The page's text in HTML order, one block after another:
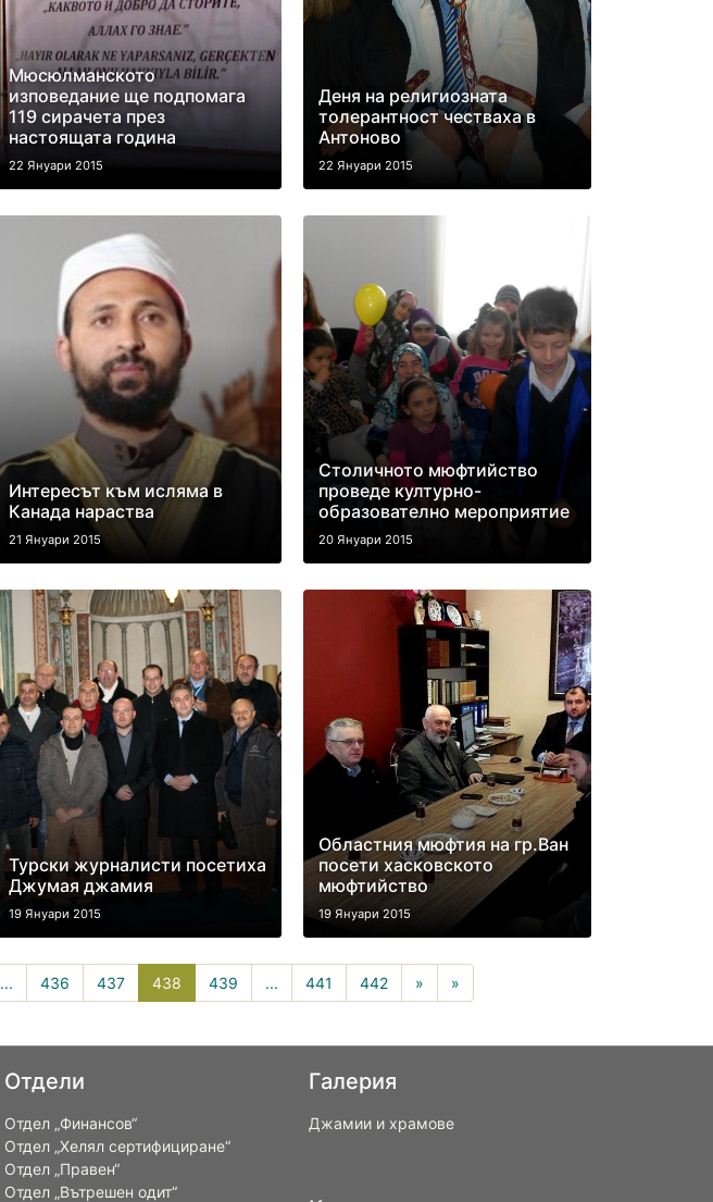
Мюсюлманското
изповедание ще подпомага
119 сирачета през
настоящата година
22 Януари 2015
Деня на религиозната
толерантност честваха в
Антоново
22 Януари 2015
Интересът към исляма в
Канада нараства
21 Януари 2015
Столичното мюфтийство
проведе културно-
образователно мероприятие
20 Януари 2015
Турски журналисти посетиха
Джумая джамия
19 Януари 2015
Областния мюфтия на гр.Ван
посети хасковското
мюфтийство
19 Януари 2015
... 436 437 438 438(current)
439 ... 441 442 » »
Отдели
Отдел „Финансов“
Отдел „Хелял сертифициране“
Отдел „Правен“
Отдел „Вътрешен одит“
Галерия
Джамии и храмове